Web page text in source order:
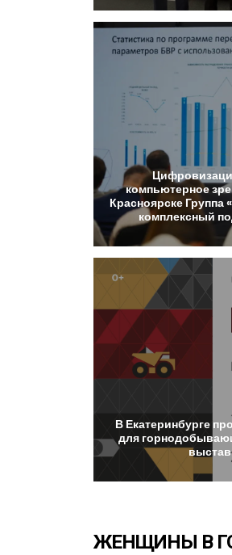
компьютерное
Красноярске Группа
комплексный
В Екатеринбурге
для
ЖЕНЩИНЫ В